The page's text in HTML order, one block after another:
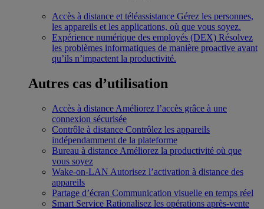
Accès à distance et téléassistance Gérez les personnes,
les appareils et les applications, où que vous soyez.
Expérience numérique des employés (DEX) Résolvez
les problèmes informatiques de manière proactive avant
qu’ils n’impactent la productivité.
Autres cas d’utilisation
Accès à distance Améliorez l’accès grâce à une
connexion sécurisée
Contrôle à distance Contrôlez les appareils
indépendamment de la plateforme
Bureau à distance Améliorez la productivité où que
vous soyez
Wake-on-LAN Autorisez l’activation à distance des
appareils
Partage d’écran Communication visuelle en temps réel
Smart Service Rationalisez les opérations après-vente